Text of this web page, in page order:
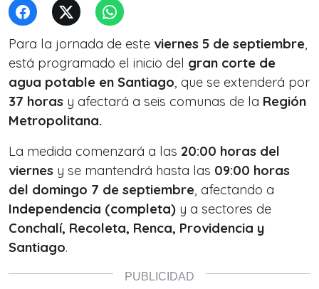
Para la jornada de este viernes 5 de septiembre,
está programado el inicio del gran corte de
agua potable en Santiago, que se extenderá por
37 horas y afectará a seis comunas de la Región
Metropolitana.
La medida comenzará a las 20:00 horas del
viernes y se mantendrá hasta las 09:00 horas
del domingo 7 de septiembre, afectando a
Independencia (completa) y a sectores de
Conchalí, Recoleta, Renca, Providencia y
Santiago.